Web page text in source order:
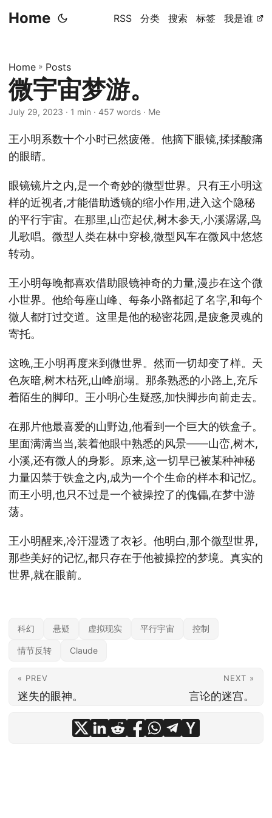
Home RSS 分类 搜索 标签 我是谁
Home » Posts
微宇宙梦游。
July 29, 2023 · 1 min · 457 words · Me
王小明系数十个小时已然疲倦。他摘下眼镜,揉揉酸痛
的眼睛。
眼镜镜片之内,是一个奇妙的微型世界。只有王小明这
样的近视者,才能借助透镜的缩小作用,进入这个隐秘
的平行宇宙。在那里,山峦起伏,树木参天,小溪潺潺,鸟
儿歌唱。微型人类在林中穿梭,微型风车在微风中悠悠
转动。
王小明每晚都喜欢借助眼镜神奇的力量,漫步在这个微
小世界。他给每座山峰、每条小路都起了名字,和每个
微人都打过交道。这里是他的秘密花园,是疲惫灵魂的
寄托。
这晚,王小明再度来到微世界。然而一切却变了样。天
色灰暗,树木枯死,山峰崩塌。那条熟悉的小路上,充斥
着陌生的脚印。王小明心生疑惑,加快脚步向前走去。
在那片他最喜爱的山野边,他看到一个巨大的铁盒子。
里面满满当当,装着他眼中熟悉的风景——山峦,树木,
小溪,还有微人的身影。原来,这一切早已被某种神秘
力量囚禁于铁盒之内,成为一个个生命的样本和记忆。
而王小明,也只不过是一个被操控了的傀儡,在梦中游
荡。
王小明醒来,冷汗湿透了衣衫。他明白,那个微型世界,
那些美好的记忆,都只存在于他被操控的梦境。真实的
世界,就在眼前。
科幻 悬疑 虚拟现实 平行宇宙 控制
情节反转 Claude
« PREV
迷失的眼神。
NEXT »
言论的迷宫。